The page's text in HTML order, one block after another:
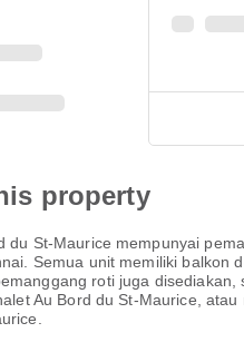
property
du St-Maurice mempunyai
Semua unit memiliki balkon
roti juga
Au Bord du St-Maurice,